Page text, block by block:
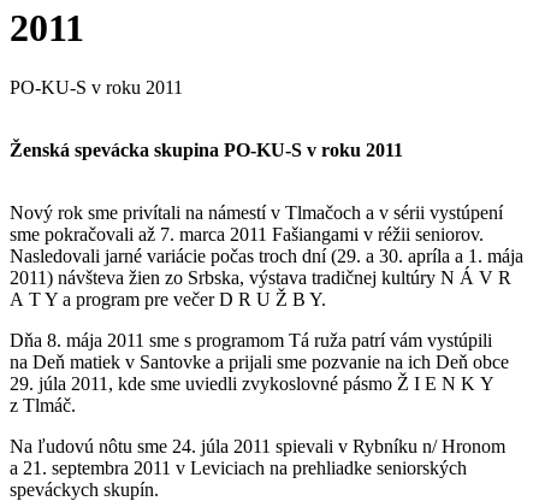
2011
PO-KU-S v roku 2011
Ženská spevácka skupina PO-KU-S v roku 2011
Nový rok sme privítali na námestí v Tlmačoch a v sérii vystúpení
sme pokračovali až 7. marca 2011 Fašiangami v réžii seniorov.
Nasledovali jarné variácie počas troch dní (29. a 30. apríla a 1. mája
2011) návšteva žien zo Srbska, výstava tradičnej kultúry N Á V R
A T Y a program pre večer D R U Ž B Y.
Dňa 8. mája 2011 sme s programom Tá ruža patrí vám vystúpili
na Deň matiek v Santovke a prijali sme pozvanie na ich Deň obce
29. júla 2011, kde sme uviedli zvykoslovné pásmo Ž I E N K Y
z Tlmáč.
Na ľudovú nôtu sme 24. júla 2011 spievali v Rybníku n/ Hronom
a 21. septembra 2011 v Leviciach na prehliadke seniorských
speváckych skupín.